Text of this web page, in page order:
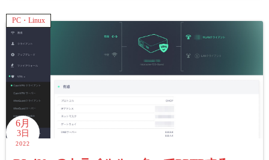
PC・Linux
6月
3日
2022